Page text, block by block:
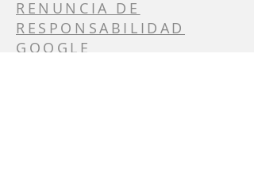
RENUNCIA DE
RESPONSABILIDAD
GOOGLE